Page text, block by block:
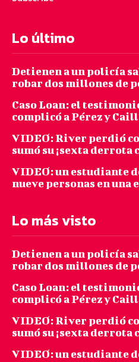
Lo último
Detienen a un policía
robar dos millones de
Caso Loan: el
complicó a Pérez y
VIDEO: River perdió
sumó su ¡sexta derrota
VIDEO: un estudiante
nueve personas en una
Lo más visto
Detienen a un policía
robar dos millones de
Caso Loan: el
complicó a Pérez y
VIDEO: River perdió
sumó su ¡sexta derrota
VIDEO: un estudiante